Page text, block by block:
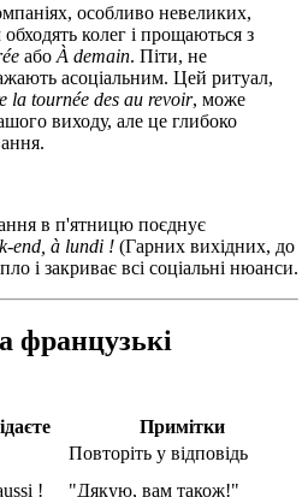
особливо невеликих,
колег і прощаються з
або À demain. Піти, не
асоціальним. Цей ритуал,
la tournée des au revoir, може
виходу, але це глибоко
в п'ятницю поєднує
end, à lundi ! (Гарних вихідних, до
і закриває всі соціальні нюанси.
французькі
Примітки
Повторіть у відповідь
!
"Дякую, вам також!"